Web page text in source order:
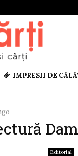
IMPRESII DE
Editorial